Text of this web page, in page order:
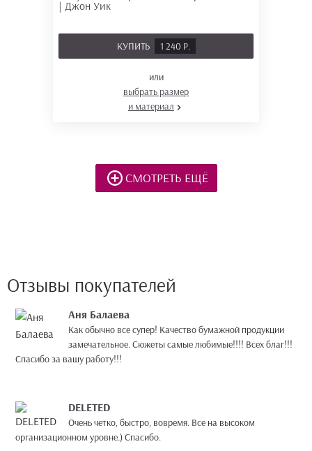
КУПИТЬ 1 240 Р.
или
выбрать размер
и материал
СМОТРЕТЬ ЕЩЁ
Отзывы покупателей
Аня Балаева
Как обычно все супер! Качество бумажной продукции
замечательное. Сюжеты самые любимые!!!! Всех благ!!!
Спасибо за вашу работу!!!
DELETED
Очень четко, быстро, вовремя. Все на высоком
организационном уровне.) Спасибо.